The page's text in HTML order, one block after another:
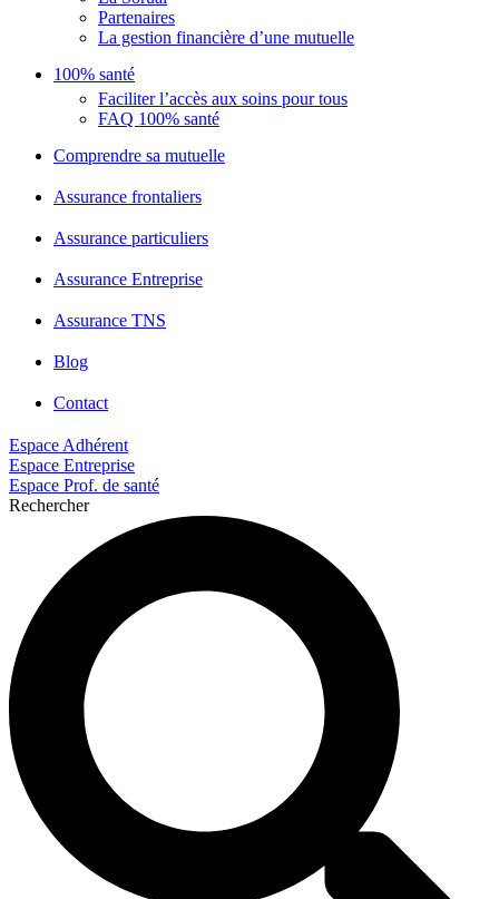
Partenaires
La gestion financière d’une mutuelle
100% santé
Faciliter l’accès aux soins pour tous
FAQ 100% santé
Comprendre sa mutuelle
Assurance frontaliers
Assurance particuliers
Assurance Entreprise
Assurance TNS
Blog
Contact
Espace Adhérent
Espace Entreprise
Espace Prof. de santé
Rechercher